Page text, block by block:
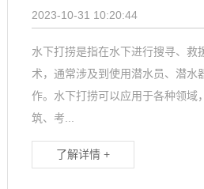
2023-10-31 10:20:44
水下打捞是指在水下进行搜寻、救
术，通常涉及到使用潜水员、潜水
作。水下打捞可以应用于各种领域
筑、考...
了解详情 +